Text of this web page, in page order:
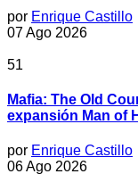
por Enrique Castillo
07 Ago 2026
51
Mafia: The Old
expansión Man of
por Enrique Castillo
06 Ago 2026